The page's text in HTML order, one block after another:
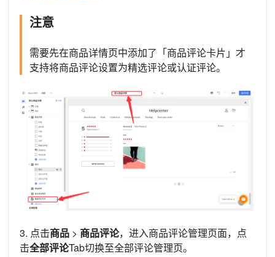
注意
需要先在商品详情页中添加了「商品评论卡片」才
支持将商品评论设置为精选评论或认证评论。
3. 点击商品 > 商品评论，进入商品评论管理页面，点
击全部评论Tab切换至全部评论管理页。